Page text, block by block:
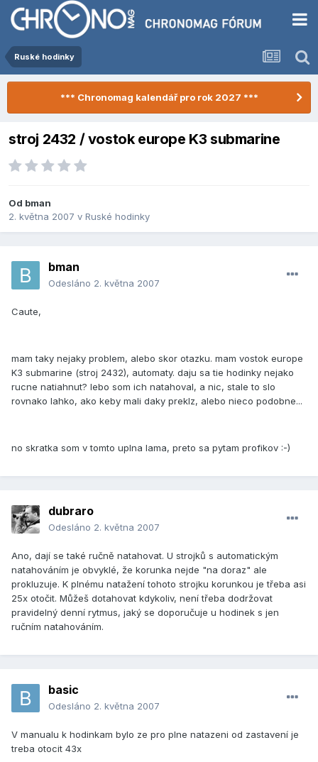
Ruské hodinky
*** Chronomag kalendář pro rok 2027 ***
stroj 2432 / vostok europe K3 submarine
Od bman
2. května 2007 v Ruské hodinky
bman
Odesláno 2. května 2007
Caute,
mam taky nejaky problem, alebo skor otazku. mam vostok europe
K3 submarine (stroj 2432), automaty. daju sa tie hodinky nejako
rucne natiahnut? lebo som ich natahoval, a nic, stale to slo
rovnako lahko, ako keby mali daky preklz, alebo nieco podobne...
no skratka som v tomto uplna lama, preto sa pytam profikov :-)
dubraro
Odesláno 2. května 2007
Ano, dají se také ručně natahovat. U strojků s automatickým
natahováním je obvyklé, že korunka nejde "na doraz" ale
prokluzuje. K plnému natažení tohoto strojku korunkou je třeba asi
25x otočit. Můžeš dotahovat kdykoliv, není třeba dodržovat
pravidelný denní rytmus, jaký se doporučuje u hodinek s jen
ručním natahováním.
basic
Odesláno 2. května 2007
V manualu k hodinkam bylo ze pro plne natazeni od zastavení je
treba otocit 43x